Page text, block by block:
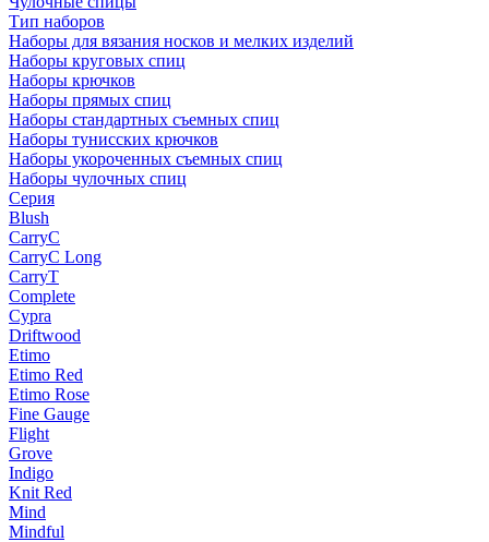
Тип наборов
Наборы для вязания носков и мелких изделий
Наборы круговых спиц
Наборы крючков
Наборы прямых спиц
Наборы стандартных съемных спиц
Наборы тунисских крючков
Наборы укороченных съемных спиц
Наборы чулочных спиц
Серия
Blush
CarryC
CarryC Long
CarryT
Complete
Cypra
Driftwood
Etimo
Etimo Red
Etimo Rose
Fine Gauge
Flight
Grove
Indigo
Knit Red
Mind
Mindful